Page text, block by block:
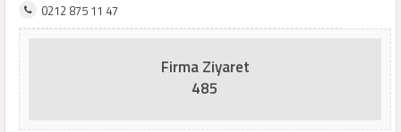
0212 875 11 47
Firma Ziyaret
485